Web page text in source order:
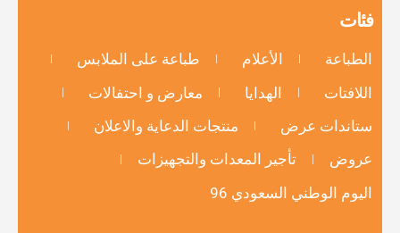
فئات
الطباعة الأعلام
طباعة على الملابس
اللافتات
الهدايا
معارض و احتفالات
ستاندات عرض
منتجات الدعاية والاعلان
عروض
تأجير المعدات والتجهيزات
اليوم الوطني السعودي 96